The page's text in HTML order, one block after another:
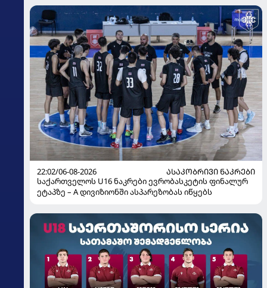
22:02/06-08-2026
ᲐᲡᲐᲙᲝᲑᲠᲘᲕᲘ ᲜᲐᲙᲠᲔᲑᲘ
საქართველოს U16 ნაკრები ევრობასკეტის ფინალურ
ეტაპზე – A დივიზიონში ასპარეზობას იწყებს